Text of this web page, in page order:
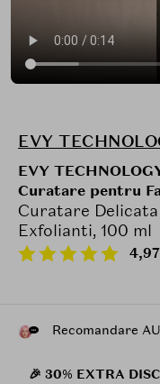
EVY
EVY
Curatare pentru
Curatare
Exfolianti, 100 ml
4,97
Recomandare
🎉 30% EXTRA